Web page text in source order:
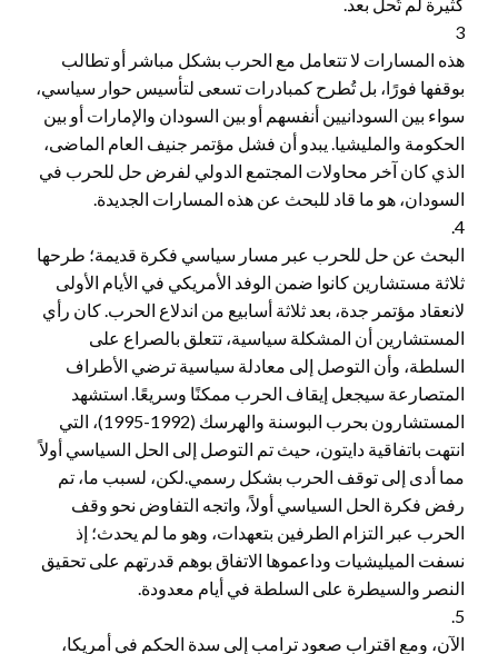
كثيرة لم تُحل بعد.
3
هذه المسارات لا تتعامل مع الحرب بشكل مباشر أو تطالب
بوقفها فورًا، بل تُطرح كمبادرات تسعى لتأسيس حوار سياسي،
سواء بين السودانيين أنفسهم أو بين السودان والإمارات أو بين
الحكومة والمليشيا. يبدو أن فشل مؤتمر جنيف العام الماضى،
الذي كان آخر محاولات المجتمع الدولي لفرض حل للحرب في
السودان، هو ما قاد للبحث عن هذه المسارات الجديدة.
4.
البحث عن حل للحرب عبر مسار سياسي فكرة قديمة؛ طرحها
ثلاثة مستشارين كانوا ضمن الوفد الأمريكي في الأيام الأولى
لانعقاد مؤتمر جدة، بعد ثلاثة أسابيع من اندلاع الحرب. كان رأي
المستشارين أن المشكلة سياسية، تتعلق بالصراع على
السلطة، وأن التوصل إلى معادلة سياسية ترضي الأطراف
المتصارعة سيجعل إيقاف الحرب ممكنًا وسريعًا. استشهد
المستشارون بحرب البوسنة والهرسك (1992-1995)، التي
انتهت باتفاقية دايتون، حيث تم التوصل إلى الحل السياسي أولاً
مما أدى إلى توقف الحرب بشكل رسمي.لكن، لسبب ما، تم
رفض فكرة الحل السياسي أولاً، واتجه التفاوض نحو وقف
الحرب عبر التزام الطرفين بتعهدات، وهو ما لم يحدث؛ إذ
نسفت الميليشيات وداعموها الاتفاق بوهم قدرتهم على تحقيق
النصر والسيطرة على السلطة في أيام معدودة.
5.
الآن، ومع اقتراب صعود ترامب إلى سدة الحكم في أمريكا،